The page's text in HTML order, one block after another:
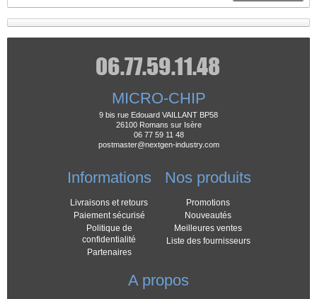
MICRO-CHIP
9 bis rue Edouard VAILLANT BP58
26100 Romans sur Isère
06 77 59 11 48
postmaster@nextgen-industry.com
Informations
Livraisons et retours
Paiement sécurisé
Politique de
confidentialité
Partenaires
Nos produits
Promotions
Nouveautés
Meilleures ventes
Liste des fournisseurs
A propos